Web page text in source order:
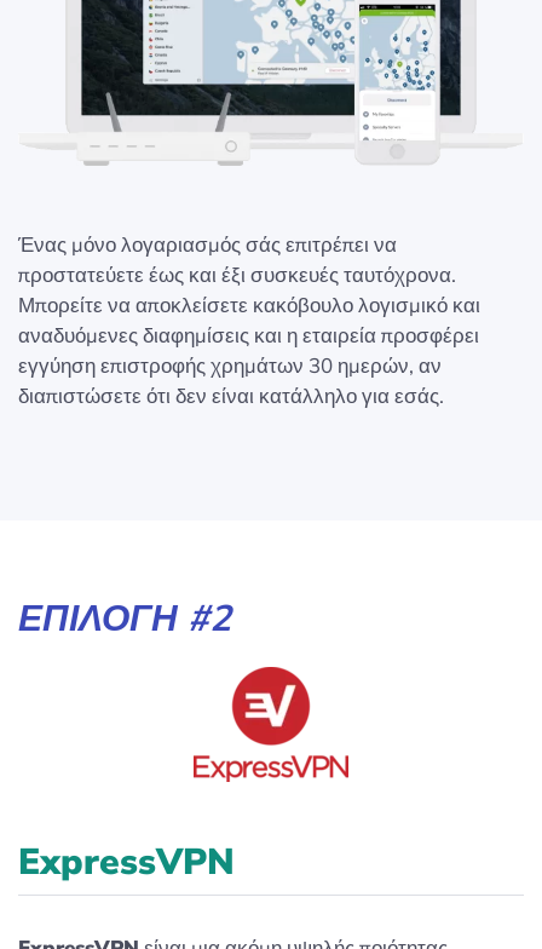
Ένας μόνο λογαριασμός σάς επιτρέπει να
προστατεύετε έως και έξι συσκευές ταυτόχρονα.
Μπορείτε να αποκλείσετε κακόβουλο λογισμικό και
αναδυόμενες διαφημίσεις και η εταιρεία προσφέρει
εγγύηση επιστροφής χρημάτων 30 ημερών, αν
διαπιστώσετε ότι δεν είναι κατάλληλο για εσάς.
ΕΠΙΛΟΓΉ #2
ExpressVPN